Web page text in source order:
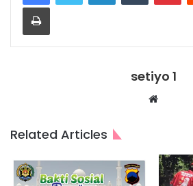
Print
setiyo 1
Website
Related Articles